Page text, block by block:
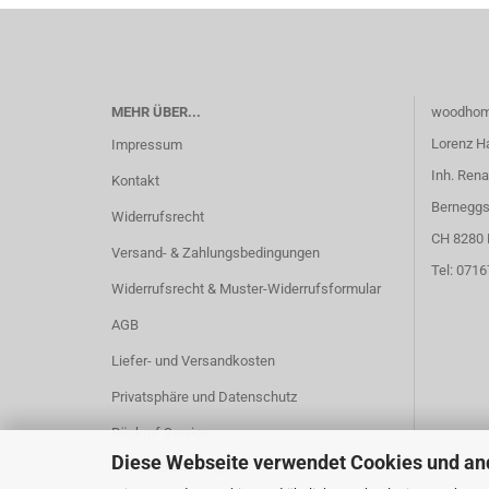
Diese Webseite verwendet Cookies und
MEHR ÜBER...
Impressum
Kontakt
Widerrufsrecht
Versand- & Zahlungsbedingungen
Widerrufsrecht & Muster-Widerrufsformular
AGB
Liefer- und Versandkosten
Privatsphäre und Datenschutz
Rückruf Service
Cookie Einstellungen
Lorenz
Inh.
CH 8280
Tel: